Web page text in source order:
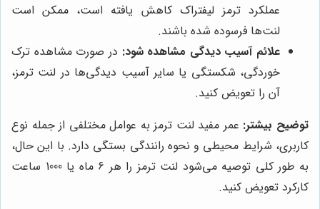
عملکرد ترمز لیفتراک کاهش یافته است، ممکن است
لنت‌ها فرسوده شده باشند.
علائم آسیب دیدگی مشاهده شود: در صورت مشاهده ترک
خوردگی، شکستگی یا سایر آسیب دیدگی‌ها در لنت ترمز،
آن را تعویض کنید.
توضیح بیشتر: عمر مفید لنت ترمز به عوامل مختلفی از جمله نوع
کاربری، شرایط محیطی و نحوه رانندگی بستگی دارد. با این حال،
به طور کلی توصیه می‌شود لنت ترمز را هر 6 ماه یا 1000 ساعت
کارکرد تعویض کنید.